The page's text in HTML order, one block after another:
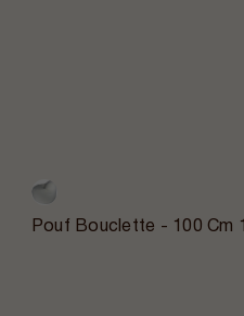
Pouf Bouclette - 100 Cm